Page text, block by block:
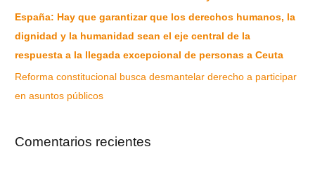
España: Hay que garantizar que los derechos humanos, la
dignidad y la humanidad sean el eje central de la
respuesta a la llegada excepcional de personas a Ceuta
Reforma constitucional busca desmantelar derecho a participar
en asuntos públicos
Comentarios recientes